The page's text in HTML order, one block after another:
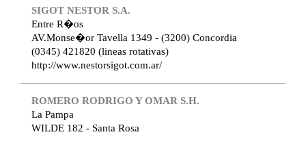
SIGOT NESTOR S.A.
Entre R�os
AV.Monse�or Tavella 1349 - (3200) Concordia
(0345) 421820 (lineas rotativas)
http://www.nestorsigot.com.ar/
ROMERO RODRIGO Y OMAR S.H.
La Pampa
WILDE 182 - Santa Rosa